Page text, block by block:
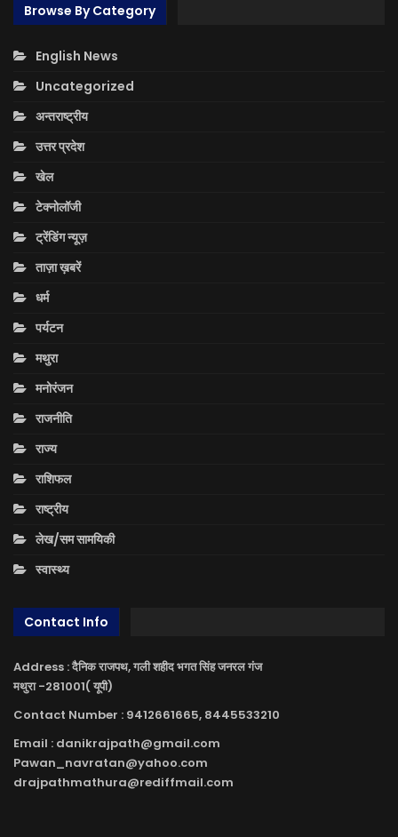
Browse By Category
English News
Uncategorized
अन्तराष्ट्रीय
उत्तर प्रदेश
खेल
टेक्नोलॉजी
ट्रेंडिंग न्यूज़
ताज़ा ख़बरें
धर्म
पर्यटन
मथुरा
मनोरंजन
राजनीति
राज्य
राशिफल
राष्ट्रीय
लेख/सम सामयिकी
स्वास्थ्य
Contact Info
Address : दैनिक राजपथ, गली शहीद भगत सिंह जनरल गंज
मथुरा -281001( यूपी)
Contact Number : 9412661665, 8445533210
Email : danikrajpath@gmail.com
Pawan_navratan@yahoo.com
drajpathmathura@rediffmail.com